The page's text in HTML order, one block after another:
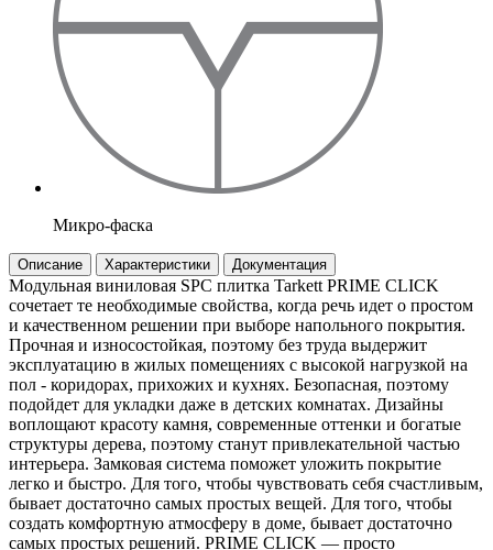
Микро-фаска
Описание Характеристики Документация
Модульная виниловая SPC плитка Tarkett PRIME CLICK
сочетает те необходимые свойства, когда речь идет о простом
и качественном решении при выборе напольного покрытия.
Прочная и износостойкая, поэтому без труда выдержит
эксплуатацию в жилых помещениях с высокой нагрузкой на
пол - коридорах, прихожих и кухнях. Безопасная, поэтому
подойдет для укладки даже в детских комнатах. Дизайны
воплощают красоту камня, современные оттенки и богатые
структуры дерева, поэтому станут привлекательной частью
интерьера. Замковая система поможет уложить покрытие
легко и быстро. Для того, чтобы чувствовать себя счастливым,
бывает достаточно самых простых вещей. Для того, чтобы
создать комфортную атмосферу в доме, бывает достаточно
самых простых решений. PRIME CLICK — просто